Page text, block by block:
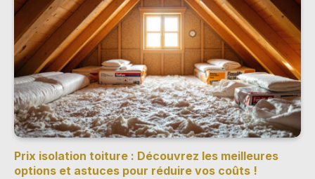
Prix isolation toiture : Découvrez les meilleures
options et astuces pour réduire vos coûts !